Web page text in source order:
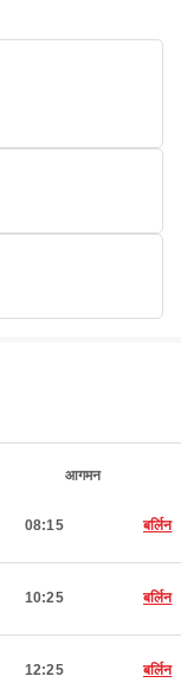
आगमन
08:15 बर्लिन
10:25 बर्लिन
12:25 बर्लिन